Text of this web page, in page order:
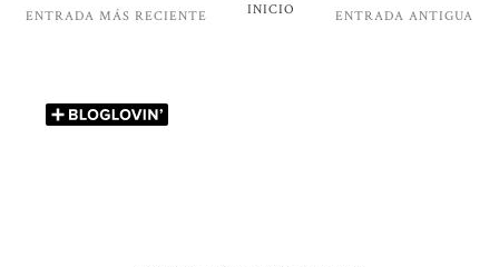
ENTRADA MÁS RECIENTE ENTRADA ANTIGUA
INICIO